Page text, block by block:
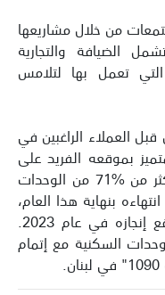
من خلال مشاريعها
الضيافة والتجارية
تعمل بها لتلامس
العملاء الراغبين في
بموقعه الفريد على
البحر والمدينة، إذ تم بيع حتى الآن أكثر من %71 من الوحدات
بنهاية هذا العام،
و %52 لمشروع بيوت حصة والمتوقع إنجازه في عام 2023.
نسبة الإشغال %80 للوحدات السكنية مع إتمام